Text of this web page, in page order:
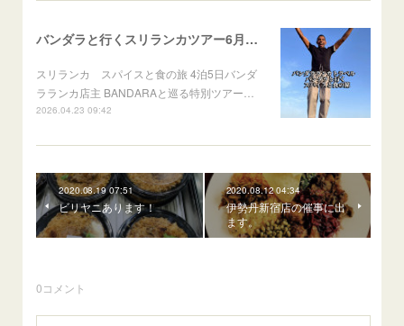
バンダラと行くスリランカツアー6月出発
スリランカ スパイスと食の旅 4泊5日バンダ
ラランカ店主 BANDARAと巡る特別ツアー…
2026.04.23 09:42
2020.08.19 07:51
ビリヤニあります！
2020.08.12 04:34
伊勢丹新宿店の催事に出
ます。
0コメント